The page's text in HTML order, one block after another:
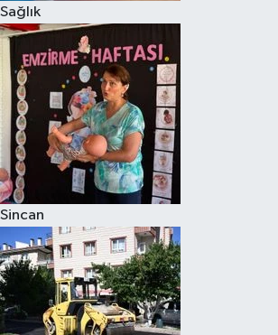
Sağlık
Sincan